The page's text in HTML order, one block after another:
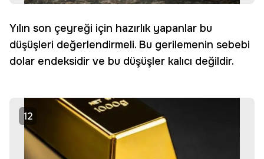
Yılın son çeyreği için hazırlık yapanlar bu
düşüşleri değerlendirmeli. Bu gerilemenin sebebi
dolar endeksidir ve bu düşüşler kalıcı değildir.
12